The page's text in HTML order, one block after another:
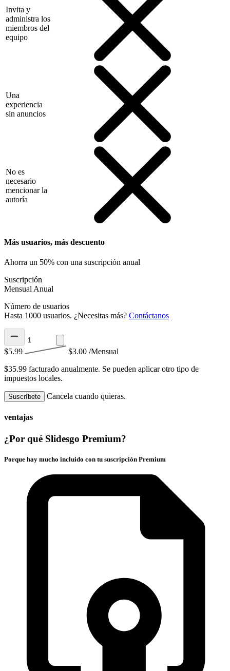
Invita y
administra los
miembros del
equipo
Una
experiencia
sin anuncios
No es
necesario
mencionar la
autoría
Más usuarios, más descuento
Ahorra un 50% con una suscripción anual
Suscripción
Mensual Anual
Número de usuarios
Hasta 1000 usuarios. ¿Necesitas más? Contáctanos
$5.99 $3.00 /Mensual
$35.99 facturado anualmente. Se pueden aplicar otro tipo de
impuestos locales.
Suscríbete Cancela cuando quieras.
ventajas
¿Por qué Slidesgo Premium?
Porque hay mucho incluido con tu suscripción Premium